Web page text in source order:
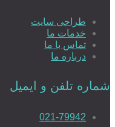
طراحی سایت
خدمات ما
تماس با ما
درباره ما
شماره تلفن و ایمیل
021-79942